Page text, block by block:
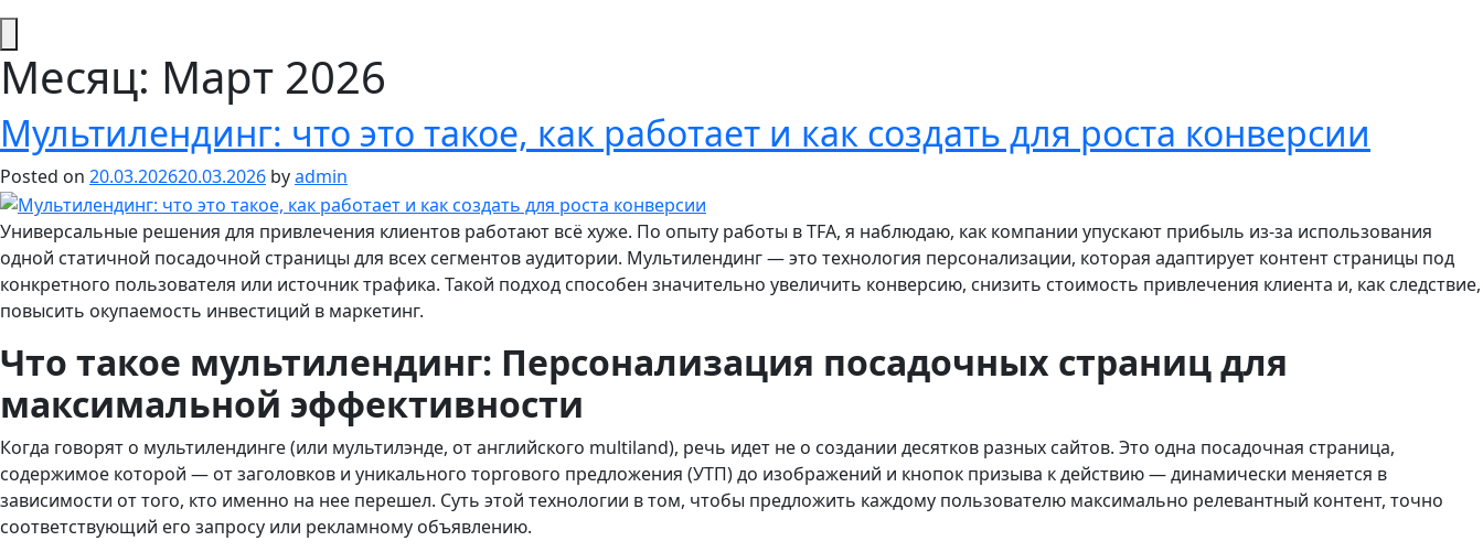
Месяц: Март 2026
Мультилендинг: что это такое, как работает и как создать для роста конверсии
Posted on 20.03.202620.03.2026 byadmin
Универсальные решения для привлечения клиентов работают всё хуже. По опыту работы в TFA, я наблюдаю, как компании упускают прибыль из-за использования
одной статичной посадочной страницы для всех сегментов аудитории. Мультилендинг — это технология персонализации, которая адаптирует контент страницы под
конкретного пользователя или источник трафика. Такой подход способен значительно увеличить конверсию, снизить стоимость привлечения клиента и, как следствие,
повысить окупаемость инвестиций в маркетинг.
Что такое мультилендинг: Персонализация посадочных страниц для
максимальной эффективности
Когда говорят о мультилендинге (или мультилэнде, от английского multiland), речь идет не о создании десятков разных сайтов. Это одна посадочная страница,
содержимое которой — от заголовков и уникального торгового предложения (УТП) до изображений и кнопок призыва к действию — динамически меняется в
зависимости от того, кто именно на нее перешел. Суть этой технологии в том, чтобы предложить каждому пользователю максимально релевантный контент, точно
соответствующий его запросу или рекламному объявлению.